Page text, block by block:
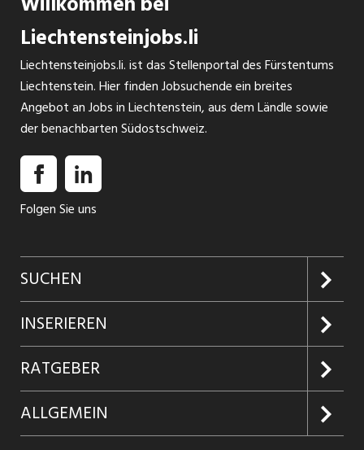
einer lösungsorientierten Arbeitsweise. Dabei
stehen Vertrauen, Verlässlichkeit und ein echtes
Verständnis für die Bedürfnisse unserer Kunden
im Mittelpunkt. Prefera – gemeinsam Ziele
erreichen.
Liechtensteinjobs.li
Liechtensteinjobs.li. ist das Stellenportal des Fürstentums
Liechtenstein. Hier finden Jobsuchende ein breites
Angebot an Jobs in Liechtenstein, aus dem Ländle sowie
der benachbarten Südostschweiz.
Folgen Sie uns
SUCHEN
Jobs suchen
Jobabo
Firmen entdecken
Jobs in Graubünden
INSERIEREN
Kundenlogin
Inserieren
Produkte
RATGEBER
Glossar
ALLGEMEIN